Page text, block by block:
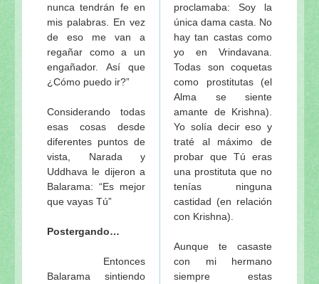
nunca tendrán fe en
mis palabras. En vez
de eso me van a
regañar como a un
engañador. Así que
¿Cómo puedo ir?”
Considerando todas
esas cosas desde
diferentes puntos de
vista, Narada y
Uddhava le dijeron a
Balarama: “Es mejor
que vayas Tú”
Postergando…
Entonces
Balarama sintiendo
proclamaba: Soy la
única dama casta. No
hay tan castas como
yo en Vrindavana.
Todas son coquetas
como prostitutas (el
Alma se siente
amante de Krishna).
Yo solía decir eso y
traté al máximo de
probar que Tú eras
una prostituta que no
tenías ninguna
castidad (en relación
con Krishna).
Aunque te casaste
con mi hermano
siempre estas